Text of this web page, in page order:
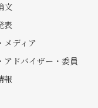
文
表
メディア
アドバイザー・委員
報